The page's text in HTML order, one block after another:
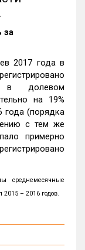
за
2017 года в
в долевом
на 19%
года (порядка
с тем же
примерно
среднемесячные
2015 – 2016 годов.